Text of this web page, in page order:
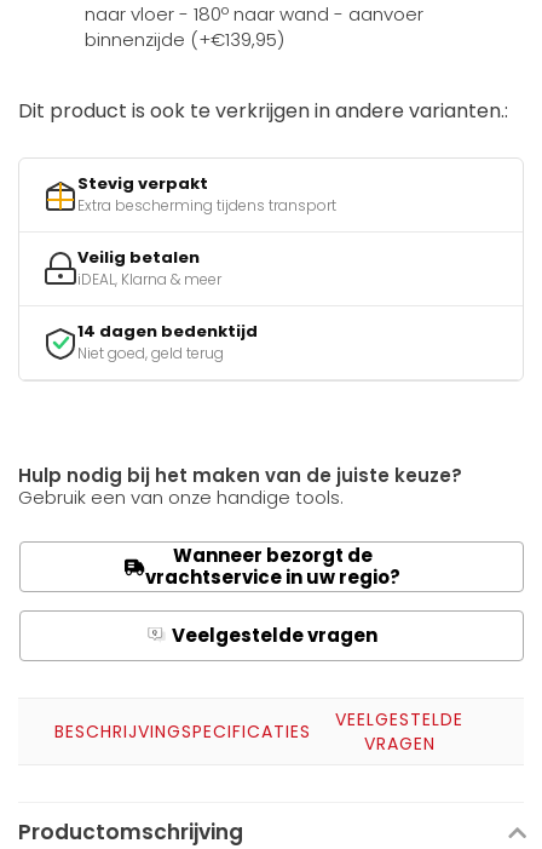
naar vloer - 180º naar wand - aanvoer
binnenzijde (+€139,95)
Dit product is ook te verkrijgen in andere varianten.:
Stevig verpakt
Extra bescherming tijdens transport
Veilig betalen
iDEAL, Klarna & meer
14 dagen bedenktijd
Niet goed, geld terug
Hulp nodig bij het maken van de juiste keuze?
Gebruik een van onze handige tools.
Wanneer bezorgt de
vrachtservice in uw regio?
Q Veelgestelde vragen
BESCHRIJVINGSPECIFICATIES
VEELGESTELDE
VRAGEN
Productomschrijving